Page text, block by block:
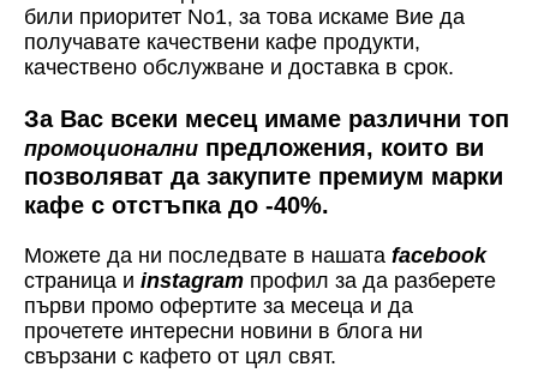
били приоритет No1, за това искаме Вие да
получавате качествени кафе продукти,
качествено обслужване и доставка в срок.
За Вас всеки месец имаме различни топ
промоционални предложения, които ви
позволяват да закупите премиум марки
кафе с отстъпка до -40%.
Можете да ни последвате в нашата facebook
страница и instagram профил за да разберете
първи промо офертите за месеца и да
прочетете интересни новини в блога ни
свързани с кафето от цял свят.